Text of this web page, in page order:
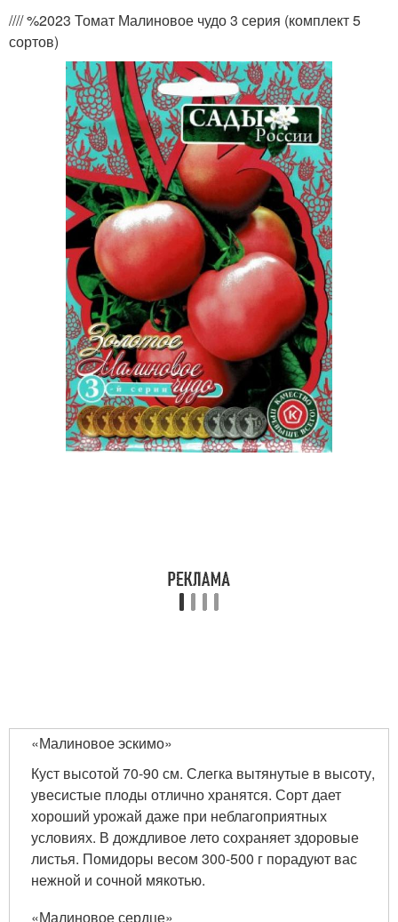
//// %2023 Томат Малиновое чудо 3 серия (комплект 5
сортов)
«Малиновое эскимо»
Куст высотой 70-90 см. Слегка вытянутые в высоту,
увесистые плоды отлично хранятся. Сорт дает
хороший урожай даже при неблагоприятных
условиях. В дождливое лето сохраняет здоровые
листья. Помидоры весом 300-500 г порадуют вас
нежной и сочной мякотью.
«Малиновое сердце»